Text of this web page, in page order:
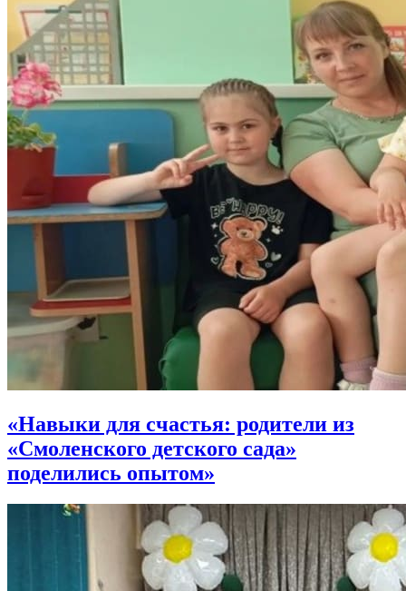
«Навыки для счастья: родители из
«Смоленского детского сада»
поделились опытом»